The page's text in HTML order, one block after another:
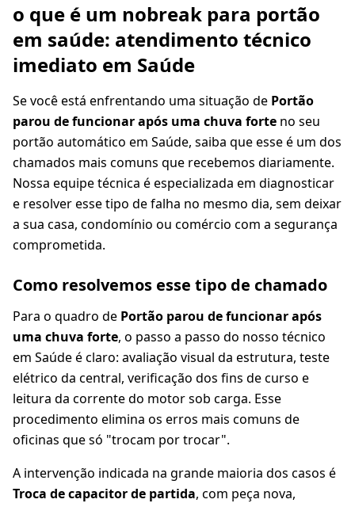
o que é um nobreak para portão
em saúde: atendimento técnico
imediato em Saúde
Se você está enfrentando uma situação de Portão
parou de funcionar após uma chuva forte no seu
portão automático em Saúde, saiba que esse é um dos
chamados mais comuns que recebemos diariamente.
Nossa equipe técnica é especializada em diagnosticar
e resolver esse tipo de falha no mesmo dia, sem deixar
a sua casa, condomínio ou comércio com a segurança
comprometida.
Como resolvemos esse tipo de chamado
Para o quadro de Portão parou de funcionar após
uma chuva forte, o passo a passo do nosso técnico
em Saúde é claro: avaliação visual da estrutura, teste
elétrico da central, verificação dos fins de curso e
leitura da corrente do motor sob carga. Esse
procedimento elimina os erros mais comuns de
oficinas que só "trocam por trocar".
A intervenção indicada na grande maioria dos casos é
Troca de capacitor de partida, com peça nova,